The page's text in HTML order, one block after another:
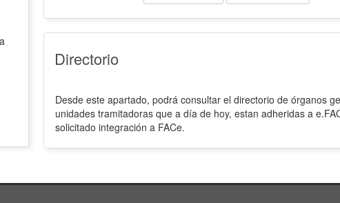
Directorio
Desde este apartado, podrá consultar el directorio de órganos
unidades tramitadoras que a día de hoy, estan adheridas a
solicitado integración a FACe.